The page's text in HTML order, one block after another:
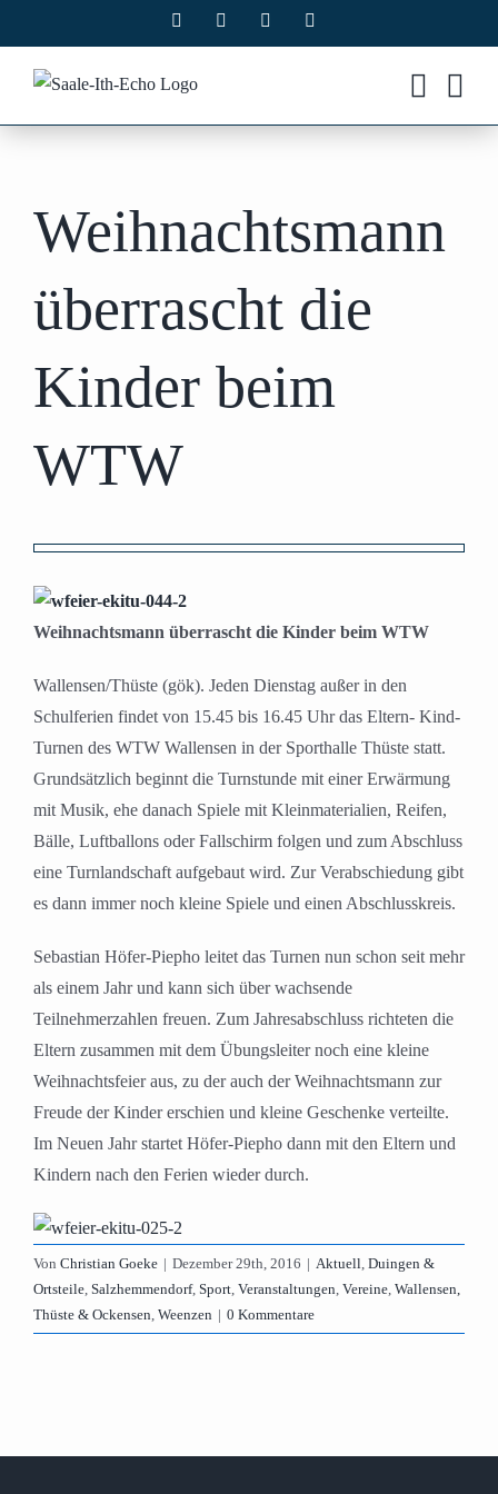
Inhalt
springen
Facebook Instagram
Weihnachtsmann
überrascht die
Kinder beim
WTW
grösseres
Bild
Weihnachtsmann überrascht die Kinder beim WTW
Wallensen/Thüste (gök). Jeden Dienstag außer in den
Schulferien findet von 15.45 bis 16.45 Uhr das Eltern- Kind-
Turnen des WTW Wallensen in der Sporthalle Thüste statt.
Grundsätzlich beginnt die Turnstunde mit einer Erwärmung
mit Musik, ehe danach Spiele mit Kleinmaterialien, Reifen,
Bälle, Luftballons oder Fallschirm folgen und zum Abschluss
eine Turnlandschaft aufgebaut wird. Zur Verabschiedung gibt
es dann immer noch kleine Spiele und einen Abschlusskreis.
Sebastian Höfer-Piepho leitet das Turnen nun schon seit mehr
als einem Jahr und kann sich über wachsende
Teilnehmerzahlen freuen. Zum Jahresabschluss richteten die
Eltern zusammen mit dem Übungsleiter noch eine kleine
Weihnachtsfeier aus, zu der auch der Weihnachtsmann zur
Freude der Kinder erschien und kleine Geschenke verteilte.
Im Neuen Jahr startet Höfer-Piepho dann mit den Eltern und
Kindern nach den Ferien wieder durch.
Von Christian Goeke | Dezember 29th, 2016 | Aktuell, Duingen &
Ortsteile, Salzhemmendorf, Sport, Veranstaltungen, Vereine, Wallensen,
Thüste & Ockensen, Weenzen | 0 Kommentare